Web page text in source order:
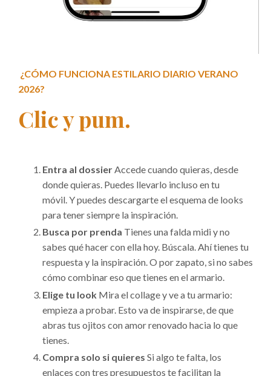
¿CÓMO FUNCIONA ESTILARIO DIARIO VERANO
2026?
Clic y pum.
Entra al dossierAccede cuando quieras, desde
donde quieras. Puedes llevarlo incluso en tu
móvil.Y puedes descargarte el esquema de looks
para tener siempre la inspiración.
Busca por prenda Tienes una falda midi y no
sabes qué hacer con ella hoy. Búscala. Ahí tienes tu
respuesta y la inspiración.O por zapato, si no sabes
cómo combinar eso que tienes en el armario.
Elige tu look Mira el collage y ve a tu armario:
empieza a probar. Esto va de inspirarse, de que
abras tus ojitos con amor renovado hacia lo que
tienes.
Compra solo si quieres Si algo te falta, los
enlaces con tres presupuestos te facilitan la